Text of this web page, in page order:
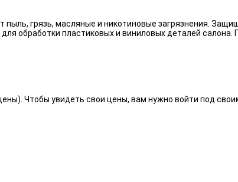
грязь, масляные и никотиновые загрязнения.
обработки пластиковых и виниловых деталей
Чтобы увидеть свои цены, вам нужно войти под